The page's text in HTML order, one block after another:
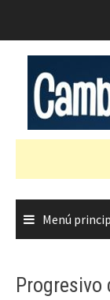
Menú
Progresivo